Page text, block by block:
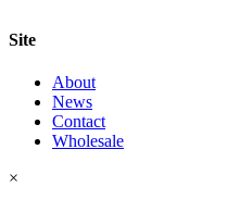
Site
About
News
Contact
Wholesale
×